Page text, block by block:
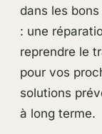
dans les
: une
reprendre le
pour vos
solutions
à long terme.